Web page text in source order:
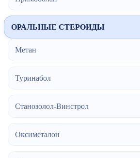
ОРАЛЬНЫЕ СТЕРОИДЫ
Метан
Туринабол
Станозолол-Винстрол
Оксиметалон